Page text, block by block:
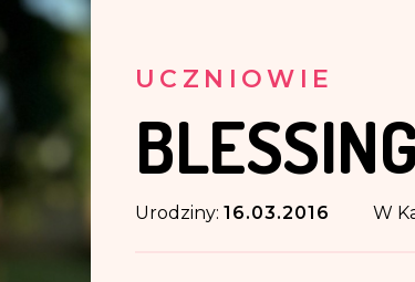
UCZNIOWIE
BLESSING
Urodziny: 16.03.2016 W